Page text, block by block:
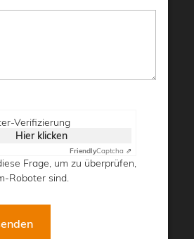
Verifizierung
Hier klicken
FriendlyCaptcha ⇗
Frage, um zu überprüfen,
Roboter sind.